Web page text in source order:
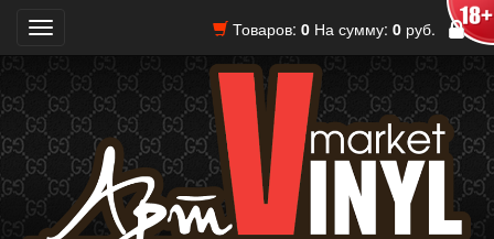
Товаров: 0 На сумму: 0 руб.
Toggle
navigation